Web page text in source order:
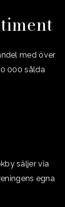
med över
000 sålda
säljer via
egna